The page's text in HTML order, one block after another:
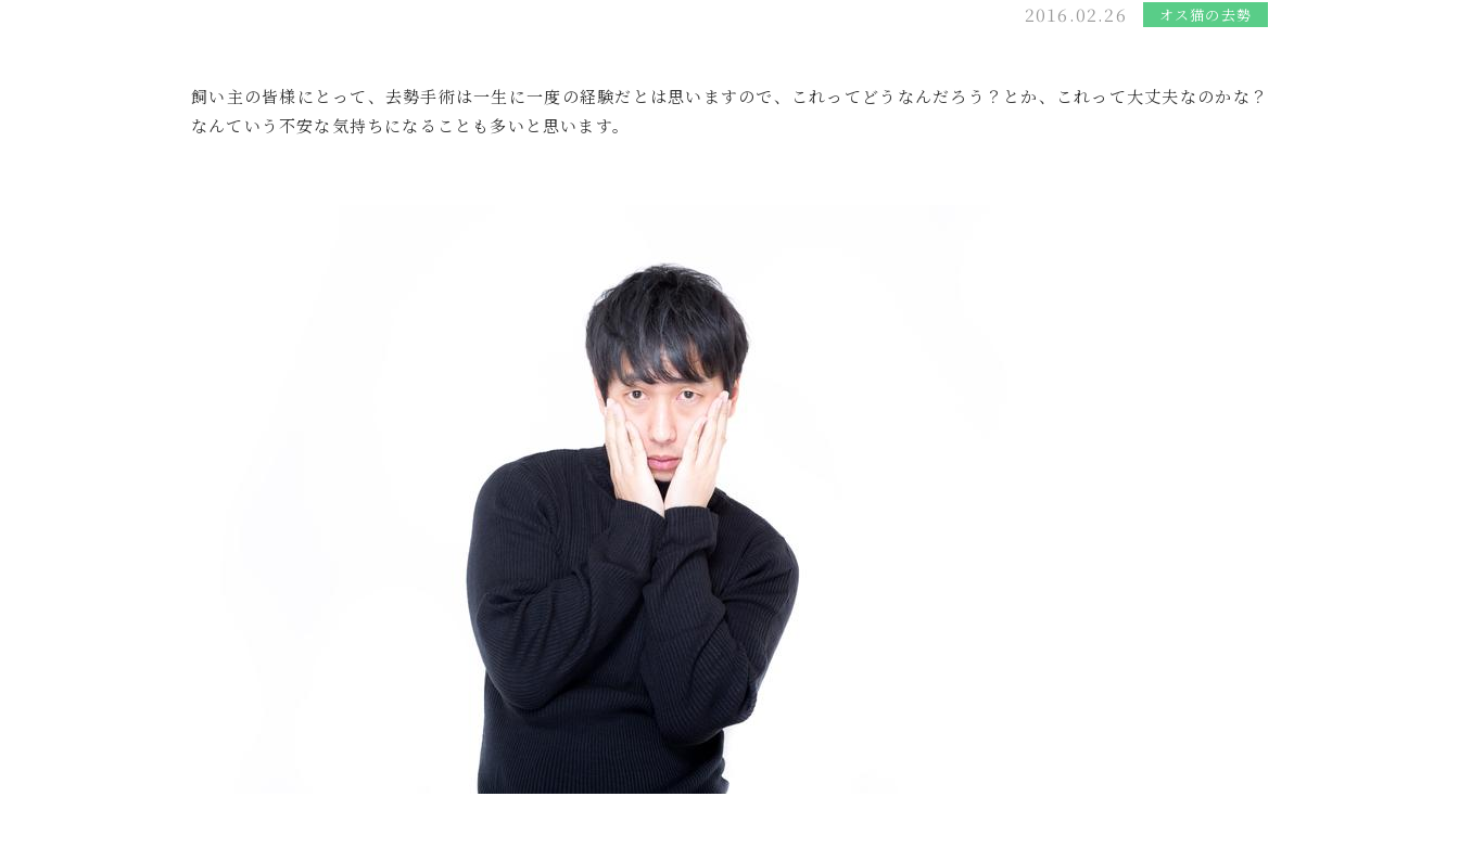
2016.02.26 オス猫の去勢
飼い主の皆様にとって、去勢手術は一生に一度の経験だとは思いますので、これってどうなんだろう？とか、これって大丈夫なのかな？
なんていう不安な気持ちになることも多いと思います。